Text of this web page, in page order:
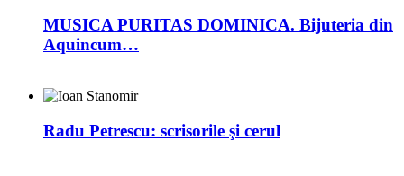
MUSICA PURITAS DOMINICA. Bijuteria din
Aquincum…
Radu Petrescu: scrisorile şi cerul